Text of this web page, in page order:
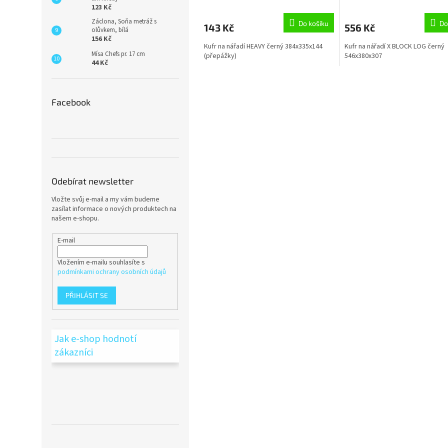
123 Kč
Záclona, Soňa metráž s
olůvkem, bílá
156 Kč
Mísa Chefs pr. 17 cm
44 Kč
Facebook
Odebírat newsletter
Vložte svůj e-mail a my vám budeme
zasílat informace o nových produktech na
našem e-shopu.
E-mail
Vložením e-mailu souhlasíte s
podmínkami ochrany osobních údajů
PŘIHLÁSIT SE
Jak e-shop hodnotí
zákazníci
143 Kč Do košíku
Kufr na nářadí HEAVY černý 384x335x144
(přepážky)
556 Kč
Kufr na nářadí X BLOCK LOG černý
546x380x307